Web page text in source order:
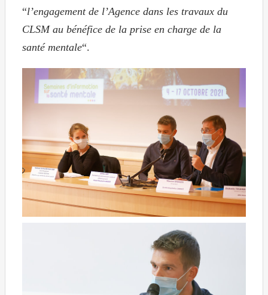
“l’engagement de l’Agence dans les travaux du
CLSM au bénéfice de la prise en charge de la
santé mentale“.